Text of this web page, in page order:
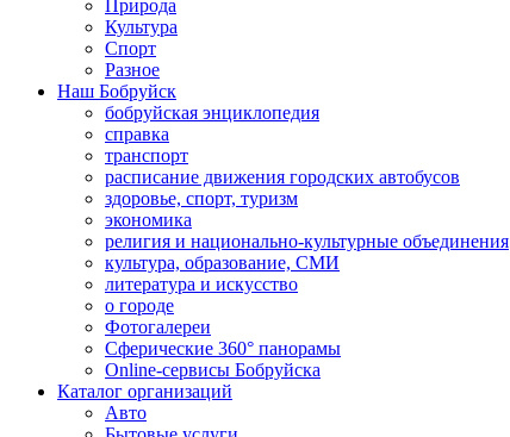
Природа
Культура
Спорт
Разное
Наш Бобруйск
бобруйская энциклопедия
справка
транспорт
расписание движения городских автобусов
здоровье, спорт, туризм
экономика
религия и национально-культурные объединения
культура, образование, СМИ
литература и искусство
о городе
Фотогалереи
Сферические 360° панорамы
Online-сервисы Бобруйска
Каталог организаций
Авто